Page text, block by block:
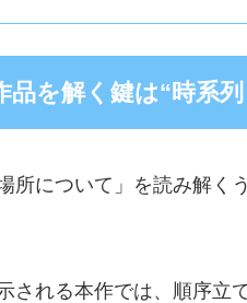
品を解く鍵は“時系
所について」を読み解く
される本作では、順序立